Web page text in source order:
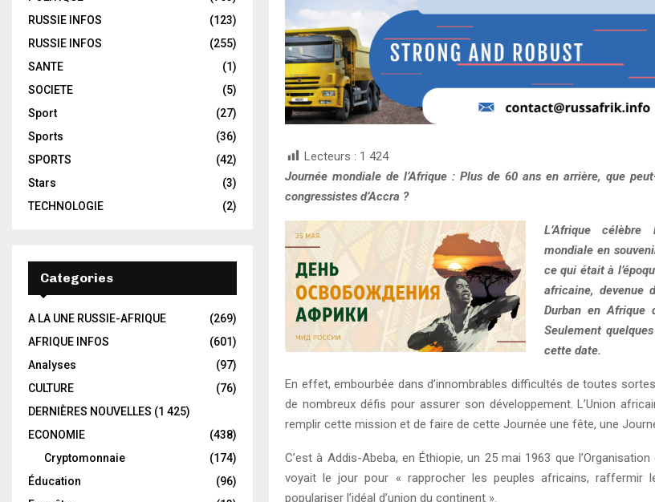
Lecteurs : 1 424
Journée mondiale de l’Afrique : Plus de 60 ans en arrière, que
congressistes d’Accra ?
L’Afrique
mondiale en
ce qui était à
africaine, devenue
Durban en Afrique
Seulement
cette date.
En effet, embourbée dans d’innombrables difficultés de toutes
de nombreux défis pour assurer son développement. L’Union
remplir cette mission et de faire de cette Journée une fête, une
C’est à Addis-Abeba, en Éthiopie, un 25 mai 1963 que l’Organisation
voyait le jour pour « rapprocher les peuples africains, raffermir
populariser l’idéal d’union du continent ».
RUSSIE INFOS
(123)
RUSSIE INFOS
(255)
SANTE
(1)
SOCIETE
(5)
Sport
(27)
Sports
(36)
SPORTS
(42)
Stars
(3)
TECHNOLOGIE
(2)
Categories
A LA UNE RUSSIE-AFRIQUE
(269)
AFRIQUE INFOS
(601)
Analyses
(97)
CULTURE
(76)
DERNIÈRES NOUVELLES (1 425)
ECONOMIE
(438)
Cryptomonnaie
(174)
Éducation
(96)